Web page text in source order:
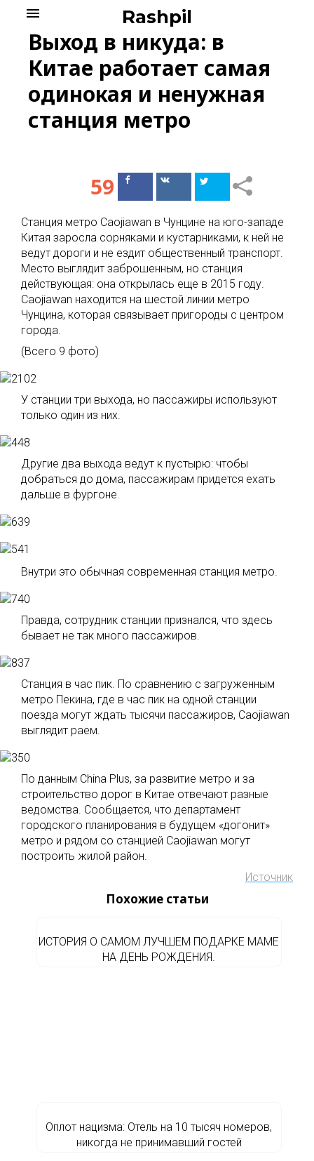
content
Rashpil
menu
Выход в никуда: в
Китае работает самая
одинокая и ненужная
станция метро
59
ПоделитьсяПоделиться
Станция метро Caojiawan в Чунцине на юго-западе
Китая заросла сорняками и кустарниками, к ней не
ведут дороги и не ездит общественный транспорт.
Место выглядит заброшенным, но станция
действующая: она открылась еще в 2015 году.
Caojiawan находится на шестой линии метро
Чунцина, которая связывает пригороды с центром
города.
(Всего 9 фото)
У станции три выхода, но пассажиры используют
только один из них.
Другие два выхода ведут к пустырю: чтобы
добраться до дома, пассажирам придется ехать
дальше в фургоне.
Внутри это обычная современная станция метро.
Правда, сотрудник станции признался, что здесь
бывает не так много пассажиров.
Станция в час пик. По сравнению с загруженным
метро Пекина, где в час пик на одной станции
поезда могут ждать тысячи пассажиров, Caojiawan
выглядит раем.
По данным China Plus, за развитие метро и за
строительство дорог в Китае отвечают разные
ведомства. Сообщается, что департамент
городского планирования в будущем «догонит»
метро и рядом со станцией Caojiawan могут
построить жилой район.
Источник
Похожие статьи
ИСТОРИЯ О САМОМ ЛУЧШЕМ ПОДАРКЕ МАМЕ
НА ДЕНЬ РОЖДЕНИЯ.
Оплот нацизма: Отель на 10 тысяч номеров,
никогда не принимавший гостей